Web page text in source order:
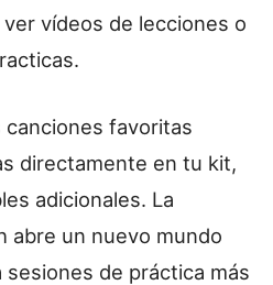
vídeos de lecciones o
favoritas
directamente en tu kit,
adicionales. La
abre un nuevo mundo
sesiones de práctica más